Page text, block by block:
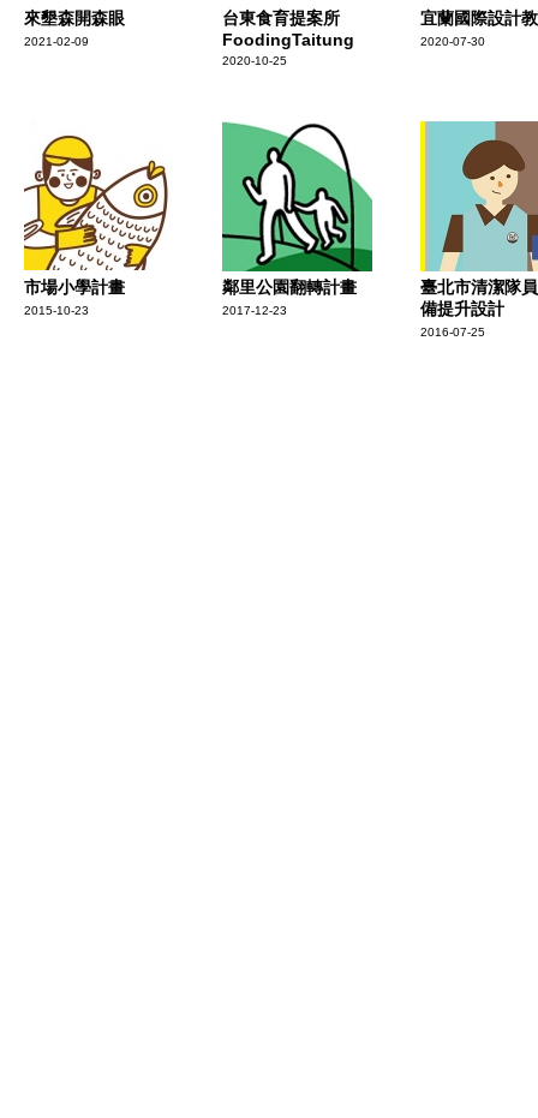
來墾森開森眼
2021-02-09
台東食育提案所
FoodingTaitung
2020-10-25
宜蘭國際設計
2020-07-30
市場小學計畫
2015-10-23
鄰里公園翻轉計畫
2017-12-23
臺北市清潔隊
備提升設計
2016-07-25